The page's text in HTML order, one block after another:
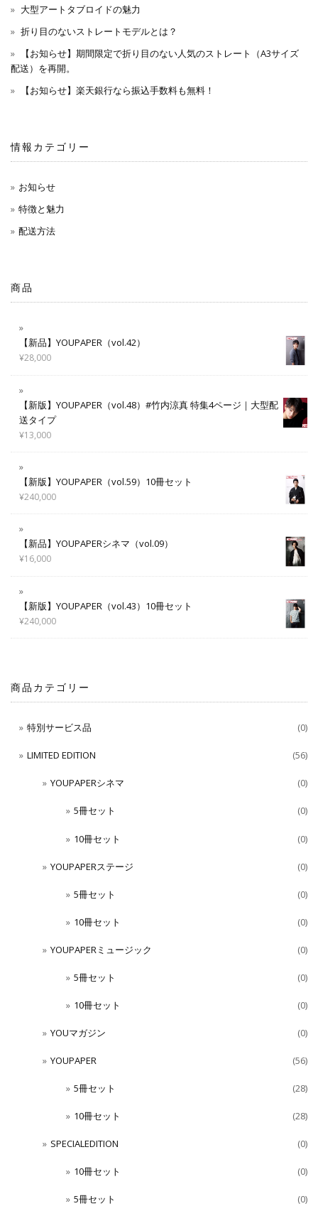
大型アートタブロイドの魅力
折り目のないストレートモデルとは？
【お知らせ】期間限定で折り目のない人気のストレート（A3サイズ
配送）を再開。
【お知らせ】楽天銀行なら振込手数料も無料！
情報カテゴリー
お知らせ
特徴と魅力
配送方法
商品
【新品】YOUPAPER（vol.42）
¥28,000
【新版】YOUPAPER（vol.48）#竹内涼真 特集4ページ｜大型配
送タイプ
¥13,000
【新版】YOUPAPER（vol.59）10冊セット
¥240,000
【新品】YOUPAPERシネマ（vol.09）
¥16,000
【新版】YOUPAPER（vol.43）10冊セット
¥240,000
商品カテゴリー
特別サービス品 (0)
LIMITED EDITION (56)
YOUPAPERシネマ (0)
5冊セット (0)
10冊セット (0)
YOUPAPERステージ (0)
5冊セット (0)
10冊セット (0)
YOUPAPERミュージック (0)
5冊セット (0)
10冊セット (0)
YOUマガジン (0)
YOUPAPER (56)
5冊セット (28)
10冊セット (28)
SPECIALEDITION (0)
10冊セット (0)
5冊セット (0)